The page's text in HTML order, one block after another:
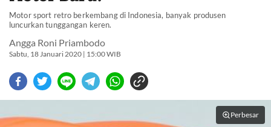
Motor sport retro berkembang di Indonesia, banyak produsen
luncurkan tunggangan keren.
Angga Roni Priambodo
Sabtu, 18 Januari 2020 | 15:00 WIB
Perbesar